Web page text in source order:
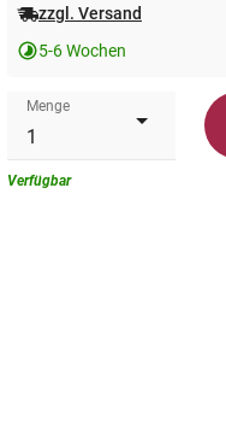
zzgl. Versand
5-6 Wochen
Menge
Verfügbar